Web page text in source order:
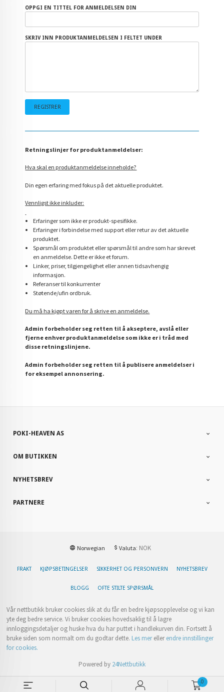
0
OPPGI EN TITTEL FOR ANMELDELSEN DIN
SKRIV INN PRODUKTANMELDELSEN I FELTET UNDER
Retningslinjer for produktanmeldelser:
Hva skal en produktanmeldelse inneholde?
Din egen erfaring med fokus på det aktuelle produktet.
Vennligst ikke inkluder:
Erfaringer som ikke er produkt-spesifikke.
Erfaringer i forbindelse med support eller retur av det aktuelle
produktet.
Spørsmål om produktet eller spørsmål til andre som har skrevet
en anmeldelse. Dette er ikke et forum.
Linker, priser, tilgjengelighet eller annen tidsavhengig
informasjon.
Referanser til konkurrenter
Støtende/ufin ordbruk.
Du må ha kjøpt varen for å skrive en anmeldelse.
Admin forbeholder seg retten til å akseptere, avslå eller
fjerne enhver produktanmeldelse som ikke er i tråd med
disse retningslinjene.
Admin forbeholder seg retten til å publisere anmeldelser i
for eksempel annonsering.
POKI-HEAVEN AS
OM BUTIKKEN
NYHETSBREV
PARTNERE
Norwegian Valuta: NOK
FRAKT KJØPSBETINGELSER SIKKERHET OG PERSONVERN NYHETSBREV
BLOGG OFTE STILTE SPØRSMÅL
Vår nettbutikk bruker cookies slik at du får en bedre kjøpsopplevelse og vi kan
yte deg bedre service. Vi bruker cookies hovedsaklig til å lagre
innloggingsdetaljer og huske hva du har puttet i handlekurven din. Fortsett å
bruke siden som normalt om du godtar dette. Les merellerendre innstillinger
for cookies.
Powered by 24Nettbutikk